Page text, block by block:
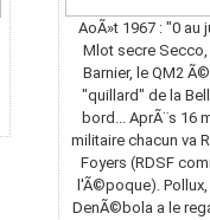
AoÃ»t 1967 : "0 au
Mlot secre
Barnier, le QM2
"quillard" de la
bord... AprÃ¨s 16
militaire chacun va
Foyers (RDSF
l'Ã©poque).
DenÃ©bola a le